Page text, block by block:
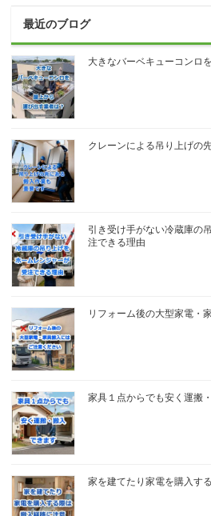
最近のブログ
大きなバーベキューコンロ
クレーンによる吊り上げの
引き受け手がない冷蔵庫の
注できる理由
リフォーム後の大型家電・
家具１点からでも安く運搬
家を建てたり家電を購入す